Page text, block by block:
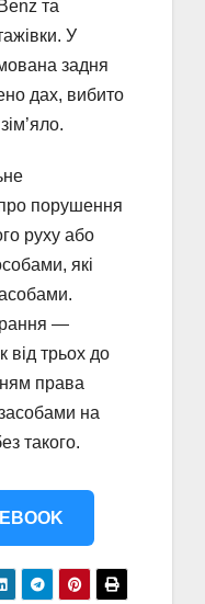
та
У
задня
дах, вибито
порушення
руху або
які
—
від трьох до
права
на
такого.